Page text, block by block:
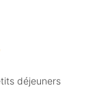
déjeuners